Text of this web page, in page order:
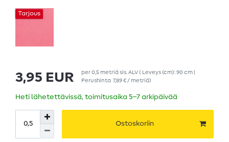
Tarjous
3,95 EUR per0,5 metriäsis. ALV( Leveys (cm): 90 cm |
Perushinta 7,89 € / metriä)
Heti lähetettävissä, toimitusaika 5–7 arkipäivää
Ostoskoriin